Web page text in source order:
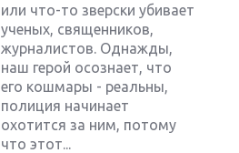
или что-то зверски убивает
ученых, священников,
журналистов. Однажды,
наш герой осознает, что
его кошмары - реальны,
полиция начинает
охотится за ним, потому
что этот...